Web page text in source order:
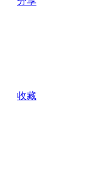
收藏